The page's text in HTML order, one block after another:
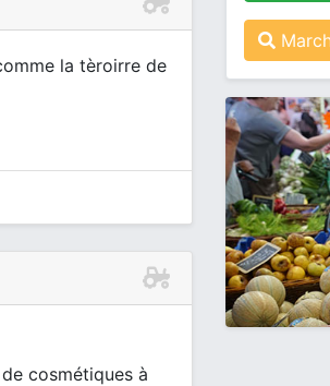
la tèroirre de
cosmétiques à